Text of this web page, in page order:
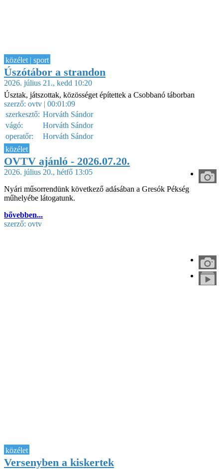
közélet | sport
Úszótábor a strandon
2026. július 21., kedd 10:20
Úsztak, játszottak, közösséget építettek a Csobbanó táborban
szerző: ovtv | 00:01:09
szerkesztő: Horváth Sándor
vágó:
Horváth Sándor
operatőr:
Horváth Sándor
közélet
OVTV ajánló - 2026.07.20.
2026. július 20., hétfő 13:05
Nyári műsorrendünk következő adásában a Gresók Pékség
műhelyébe látogatunk.
bővebben...
szerző: ovtv
közélet
Versenyben a kiskertek